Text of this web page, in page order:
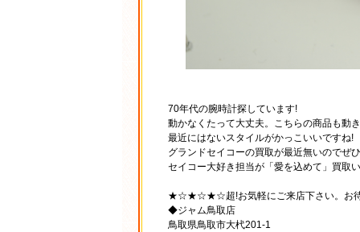
70年代の腕時計探しています!
動かなくたって大丈夫。こちらの商品も動
最近にはないスタイルがかっこいいですね!
グランドセイコーの買取が最近無いのでぜ
セイコー大好き担当が「愛を込めて」買取
★☆★☆★☆超!お気軽にご来店下さい。
◆ジャム鳥取店
鳥取県鳥取市大杙201-1